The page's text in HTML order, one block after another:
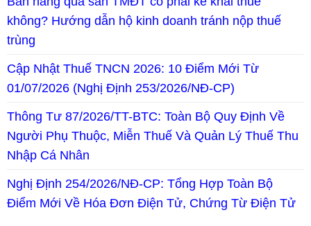
không? Hướng dẫn hộ kinh doanh tránh nộp thuế
trùng
Cập Nhật Thuế TNCN 2026: 10 Điểm Mới Từ
01/07/2026 (Nghị Định 253/2026/NĐ-CP)
Thông Tư 87/2026/TT-BTC: Toàn Bộ Quy Định Về
Người Phụ Thuộc, Miễn Thuế Và Quản Lý Thuế Thu
Nhập Cá Nhân
Nghị Định 254/2026/NĐ-CP: Tổng Hợp Toàn Bộ
Điểm Mới Về Hóa Đơn Điện Tử, Chứng Từ Điện Tử